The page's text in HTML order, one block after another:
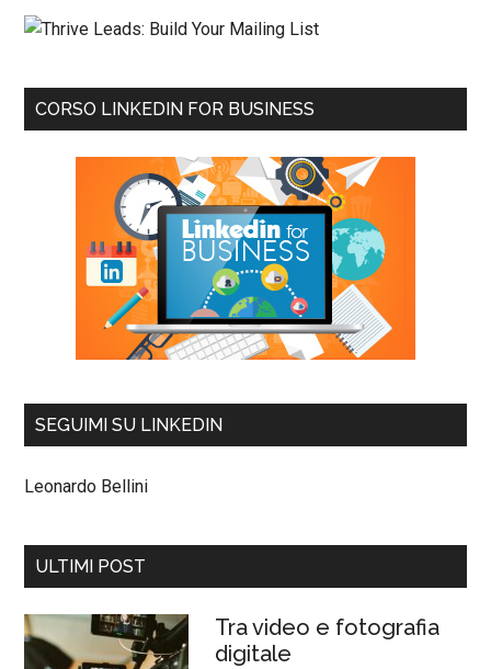
CORSO LINKEDIN FOR BUSINESS
SEGUIMI SU LINKEDIN
Leonardo Bellini
ULTIMI POST
Tra video e fotografia
digitale